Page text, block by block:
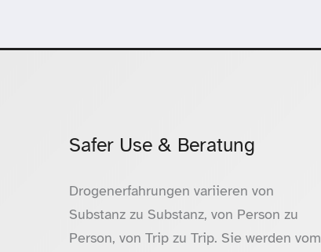
Safer Use & Beratung
Drogenerfahrungen variieren von
Substanz zu Substanz, von Person zu
Person, von Trip zu Trip. Sie werden vom